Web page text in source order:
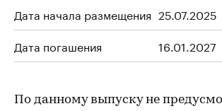
Дата начала размещения 25.07.2025
Дата погашения
16.01.2027
По данному выпуску не